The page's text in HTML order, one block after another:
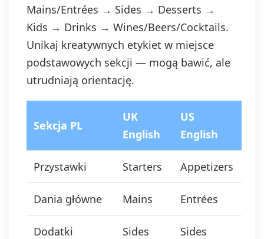
Mains/Entrées → Sides → Desserts →
Kids → Drinks → Wines/Beers/Cocktails.
Unikaj kreatywnych etykiet w miejsce
podstawowych sekcji — mogą bawić, ale
utrudniają orientację.
Sekcja PL
UK
English
US
English
Przystawki Starters Appetizers
Dania główne Mains Entrées
Dodatki Sides Sides